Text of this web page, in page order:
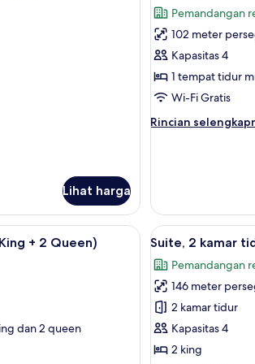
Lihat harga
foto
untuk
Suite,
1
kamar
(Casita
Pemandangan
102 meter
Kapasitas 4
1 tempat tidur
Wi-Fi Gratis
Rincian
Rincian
kamar
tidur
(Casita
King)
premium, selimut bulu angsa, bantalan ekstra
+ 2 Queen)
dan 2 queen
Lihat
semua
foto
untuk
Suite,
2
kamar
8
Suite, 2 kamar
Pemandangan
146 meter
2 kamar tidur
Kapasitas 4
2 king